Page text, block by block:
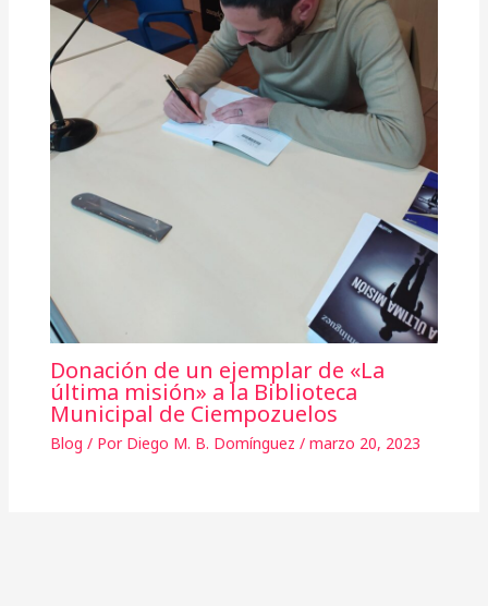
Donación de un ejemplar de «La
última misión» a la Biblioteca
Municipal de Ciempozuelos
Blog / Por Diego M. B. Domínguez / marzo 20, 2023